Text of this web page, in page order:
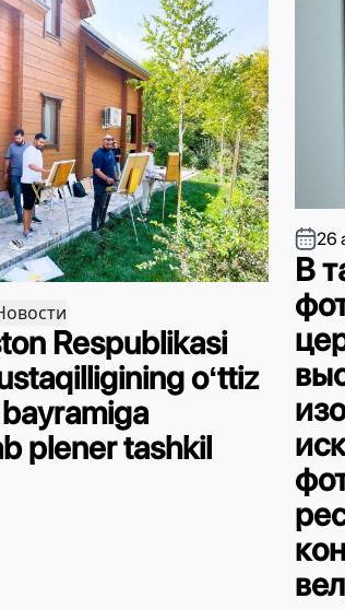
Respublikasi
oʻttiz
plener tashkil
26
В